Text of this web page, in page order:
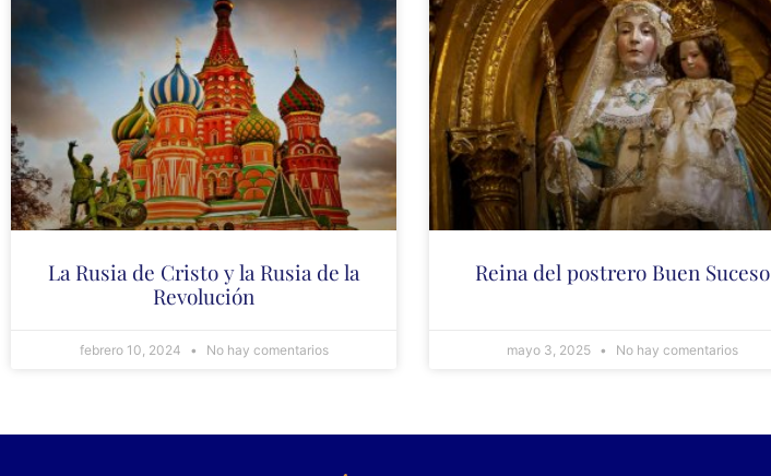
La Rusia de Cristo y la Rusia de la
Revolución
febrero 10, 2024 No hay comentarios
Reina del postrero Buen Suceso
mayo 3, 2025 No hay comentarios